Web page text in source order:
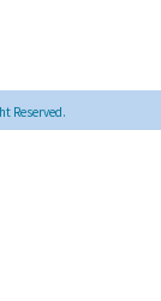
Reserved.